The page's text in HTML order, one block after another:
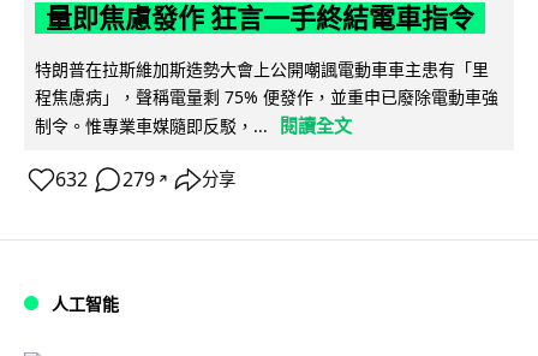
量即焦慮發作 狂言一手終結電車指令
特朗普在拉斯維加斯造勢大會上公開嘲諷電動車車主患有「里
程焦慮病」，聲稱電量剩 75% 便發作，並重申已廢除電動車強
制令。惟專業車媒隨即反駁，...
閱讀全文
632 279 ↗ 分享
人工智能